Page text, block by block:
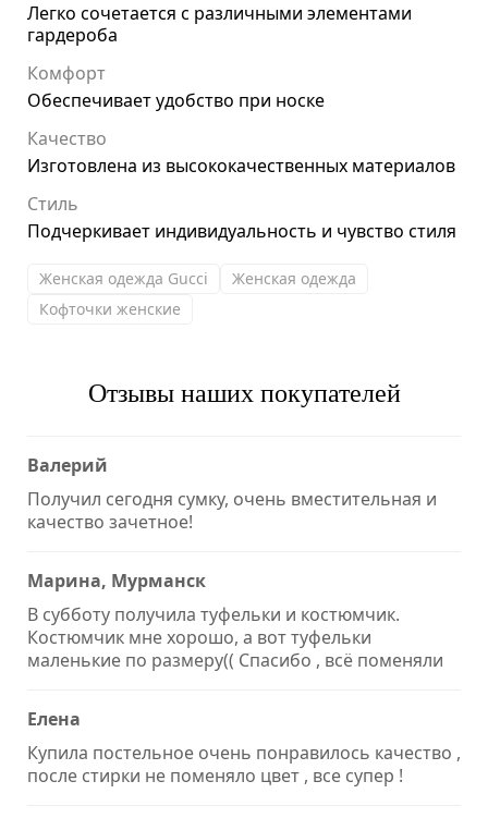
Легко сочетается с различными элементами
гардероба
Комфорт
Обеспечивает удобство при носке
Качество
Изготовлена из высококачественных материалов
Стиль
Подчеркивает индивидуальность и чувство стиля
Женская одежда Gucci
Женская одежда
Кофточки женские
Отзывы наших покупателей
Валерий
Получил сегодня сумку, очень вместительная и
качество зачетное!
Марина, Мурманск
В субботу получила туфельки и костюмчик.
Костюмчик мне хорошо, а вот туфельки
маленькие по размеру(( Спасибо , всё поменяли
Елена
Купила постельное очень понравилось качество ,
после стирки не поменяло цвет , все супер !